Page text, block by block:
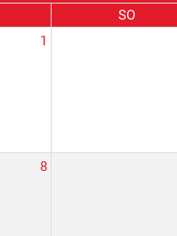
SO
1
8